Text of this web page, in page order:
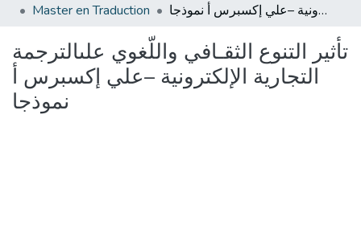
All of DSpace
Master en Traduction
تأثير التنوع الثقـافي واللّغوي علىالترجمة التجارية الإلكترونية –علي إكسبرس أ نموذجا
تأثير التنوع الثقـافي واللّغوي علىالترجمة
التجارية الإلكترونية –علي إكسبرس أ
نموذجا